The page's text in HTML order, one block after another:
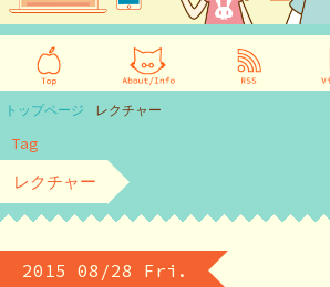
トップページ レクチャー
Tag
レクチャー
2015 08/28 Fri.